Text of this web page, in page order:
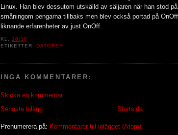
Linux. Han blev dessutom utskälld av säljaren när han stod
småningom pengarna tillbaks men blev också portad på
liknande erfarenheter av just OnOff.
KL.18:18
ETIKETTER: DATORER
INGA KOMMENTARER:
Skicka en kommentar
Senaste inlägg
Startsida
Prenumerera på: Kommentarer till inlägget (Atom)